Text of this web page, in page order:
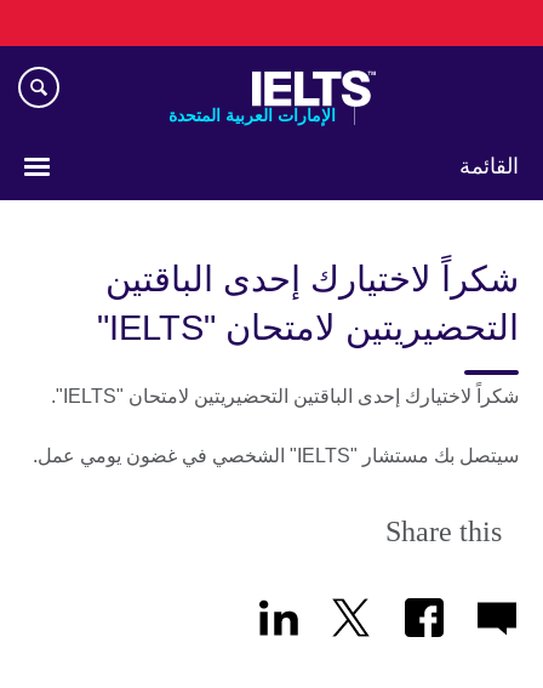
to
الإمارات العربية المتحدة
القائمة
شكراً لاختيارك إحدى الباقتين
التحضيريتين لامتحان "IELTS"
شكراً لاختيارك إحدى الباقتين التحضيريتين لامتحان "IELTS".
سيتصل بك مستشار "IELTS" الشخصي في غضون يومي عمل.
Share this